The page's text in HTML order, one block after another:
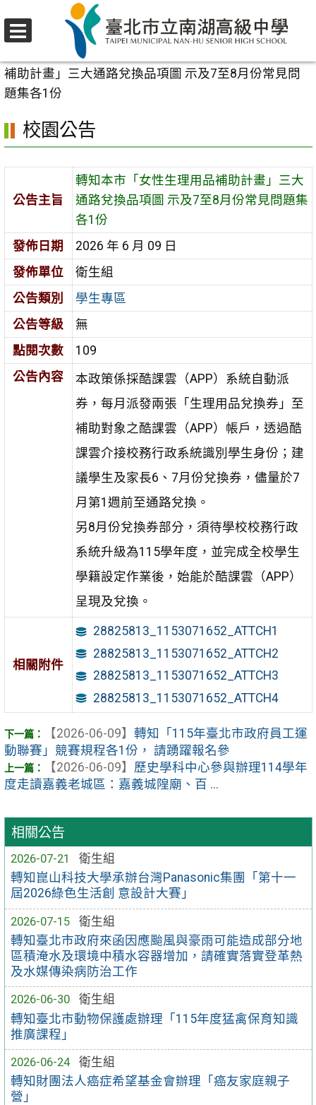
至
要
內
校園公告
補助計畫」三大通路兌換品項圖 示及7至8月份常見問
題集各1份
相關公告
2026-07-21
衛生組
轉知崑山科技大學承辦台灣Panasonic集團「第十一
屆2026綠色生活創 意設計大賽」
2026-07-15
衛生組
轉知臺北市政府來函因應颱風與豪雨可能造成部分地
區積淹水及環境中積水容器增加，請確實落實登革熱
及水媒傳染病防治工作
2026-06-30
衛生組
轉知臺北市動物保護處辦理「115年度猛禽保育知識
推廣課程」
2026-06-24
衛生組
轉知財團法人癌症希望基金會辦理「癌友家庭親子
營」
校園公告
公告主旨
轉知本市「女性生理用品補助計畫」三大
通路兌換品項圖 示及7至8月份常見問題集
各1份
發佈日期
2026 年 6 月 09 日
發佈單位
衛生組
公告類別
學生專區
公告等級
無
點閱次數
109
公告內容
本政策係採酷課雲（APP）系統自動派
券，每月派發兩張「生理用品兌換券」至
補助對象之酷課雲（APP）帳戶，透過酷
課雲介接校務行政系統識別學生身份；建
議學生及家長6、7月份兌換券，儘量於7
月第1週前至通路兌換。
另8月份兌換券部分，須待學校校務行政
系統升級為115學年度，並完成全校學生
學籍設定作業後，始能於酷課雲（APP）
呈現及兌換。
相關附件
28825813_1153071652_ATTCH1
28825813_1153071652_ATTCH2
28825813_1153071652_ATTCH3
28825813_1153071652_ATTCH4
【2026-06-09】 轉知「115年臺北市政府員工運
動聯賽」競賽規程各1份， 請踴躍報名參
【2026-06-09】 歷史學科中心參與辦理114學年
度走讀嘉義老城區：嘉義城隍廟、百 ...
選
單